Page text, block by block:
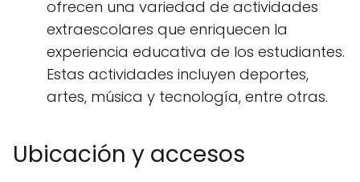
ofrecen una variedad de actividades
extraescolares que enriquecen la
experiencia educativa de los estudiantes.
Estas actividades incluyen deportes,
artes, música y tecnología, entre otras.
Ubicación y accesos